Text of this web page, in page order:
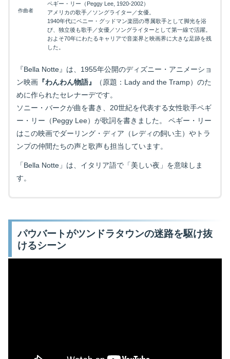
作曲者
ペギー・リー（Peggy Lee, 1920-2002）
アメリカの歌手／ソングライター／女優。
1940年代にベニー・グッドマン楽団の専属歌手として脚光を浴
び、独立後も歌手／女優／ソングライターとして第一線で活躍。
およそ70年にわたるキャリアで音楽界と映画界に大きな足跡を残
した。
『Bella Notte』は、1955年公開のディズニー・アニメーショ
ン映画『わんわん物語』
（原題：Lady and the Tramp）のた
めに作られたセレナーデです。
ソニー・バークが曲を書き、20世紀を代表する女性歌手ペギ
ー・リー（Peggy Lee）が歌詞を書きました。 ペギー・リー
はこの映画でダーリング・ディア（レディの飼い主）やトラ
ンプの仲間たちの声と歌声も担当しています。
「Bella Notte」は、イタリア語で「美しい夜」を意味しま
す。
パウバートがツンドラタウンの迷路を駆け抜
けるシーン